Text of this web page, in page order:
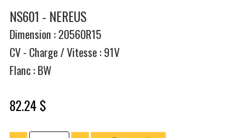
NS601 - NEREUS
Dimension : 20560R15
CV - Charge / Vitesse : 91V
Flanc : BW
82.24 $